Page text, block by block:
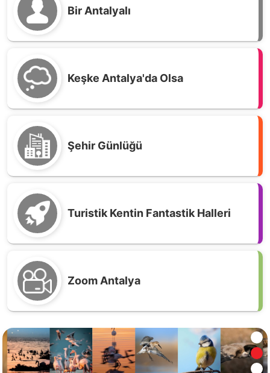
Bir Antalyalı
Keşke Antalya'da Olsa
Şehir Günlüğü
Turistik Kentin Fantastik Halleri
Zoom Antalya
Sıçan Adası; Küçük Bir Adanın Büyük Hikayesi